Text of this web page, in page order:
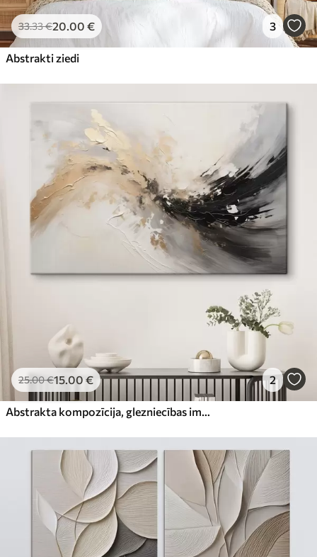
33.33€20.00 € 3
Abstrakti ziedi
25.00€15.00 € 2
Abstrakta kompozīcija, glezniecības imitācija